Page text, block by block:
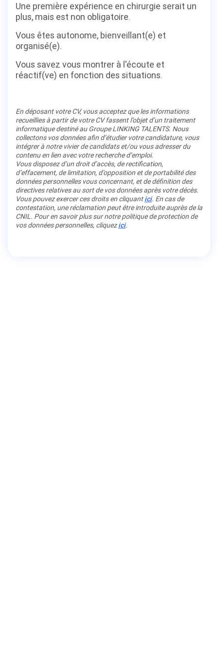
Une première expérience en chirurgie serait un
plus, mais est non obligatoire.
Vous êtes autonome, bienveillant(e) et
organisé(e).
Vous savez vous montrer à l'écoute et
réactif(ve) en fonction des situations.
En déposant votre CV, vous acceptez que les informations
recueillies à partir de votre CV fassent l’objet d’un traitement
informatique destiné au Groupe LINKING TALENTS. Nous
collectons vos données afin d’étudier votre candidature, vous
intégrer à notre vivier de candidats et/ou vous adresser du
contenu en lien avec votre recherche d’emploi.
Vous disposez d’un droit d’accès, de rectification,
d’effacement, de limitation, d’opposition et de portabilité des
données personnelles vous concernant, et de définition des
directives relatives au sort de vos données après votre décès.
Vous pouvez exercer ces droits en cliquantici. En cas de
contestation, une réclamation peut être introduite auprès de la
CNIL. Pour en savoir plus sur notre politique de protection de
vos données personnelles, cliquezici.